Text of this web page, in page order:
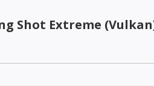
Shot Extreme